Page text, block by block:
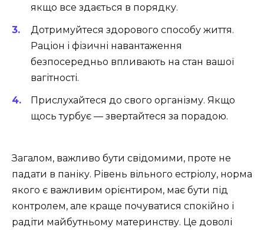
якщо все здається в порядку.
Дотримуйтеся здорового способу життя.
Раціон і фізичні навантаження
безпосередньо впливають на стан вашої
вагітності.
Прислухайтеся до свого організму. Якщо
щось турбує — звертайтеся за порадою.
Загалом, важливо бути свідомими, проте не
падати в паніку. Рівень вільного естріолу, норма
якого є важливим орієнтиром, має бути під
контролем, але краще почуватися спокійно і
радіти майбутньому материнству. Це доволі